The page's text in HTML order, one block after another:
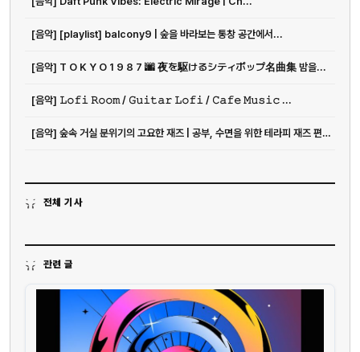
[음악] [playlist] balcony9 | 숲을 바라보는 통창 공간에서...
[음악] T O K Y O 1 9 8 7 🌆 夜を駆けるシティポップ名曲集 밤을...
[음악] 𝙻𝚘𝚏𝚒 𝚁𝚘𝚘𝚖 / 𝙶𝚞𝚒𝚝𝚊𝚛 𝙻𝚘𝚏𝚒 / 𝙲𝚊𝚏𝚎 𝙼𝚞𝚜𝚒𝚌 ...
[음악] 숲속 거실 분위기의 고요한 재즈 | 공부, 수면을 위한 테라피 재즈 편안한 음악
전체 기사
관련 글